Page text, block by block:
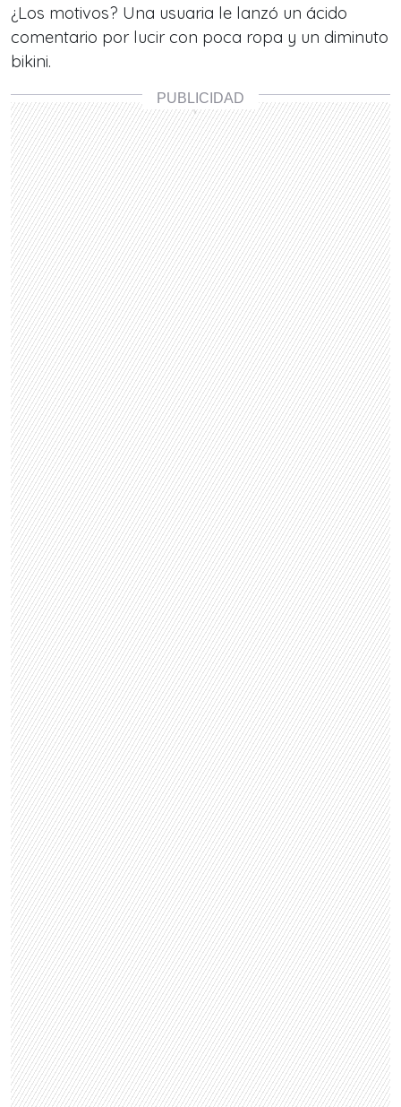
¿Los motivos? Una usuaria le lanzó un ácido
comentario por lucir con poca ropa y un diminuto
bikini.